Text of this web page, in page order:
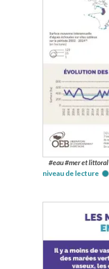
#eau #mer et littoral
niveau de lecture